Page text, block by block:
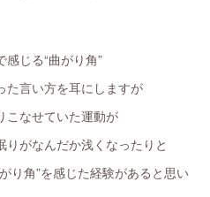
じる“曲がり角”
た言い方を耳にしますが
こなせていた運動が
がなんだか浅くなったりと
り角”を感じた経験があると思い